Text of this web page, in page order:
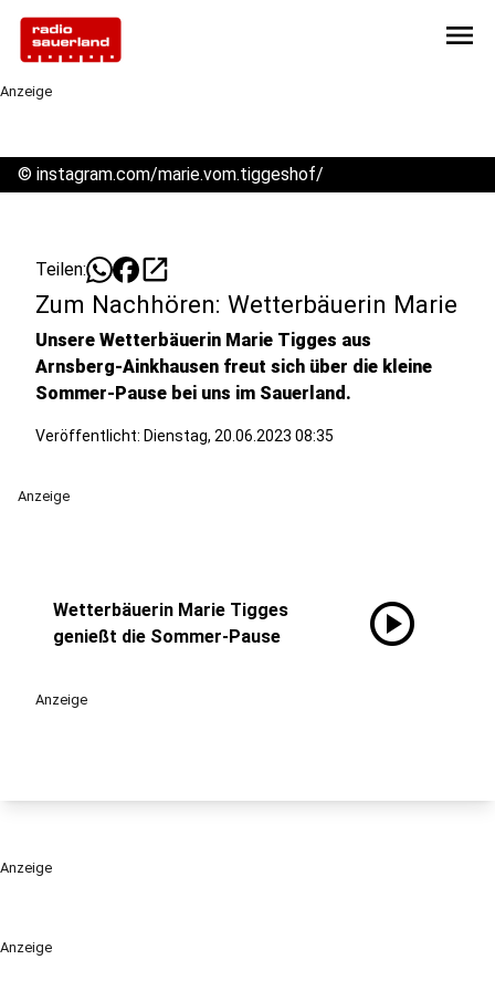
menu
Anzeige
Anzeige
© instagram.com/marie.vom.tiggeshof/
Teilen: open_in_new
Zum Nachhören: Wetterbäuerin Marie
Unsere Wetterbäuerin Marie Tigges aus
Arnsberg-Ainkhausen freut sich über die kleine
Sommer-Pause bei uns im Sauerland.
Veröffentlicht: Dienstag, 20.06.2023 08:35
Anzeige
Wetterbäuerin Marie Tigges
genießt die Sommer-Pause
play_circle
Anzeige
Anzeige